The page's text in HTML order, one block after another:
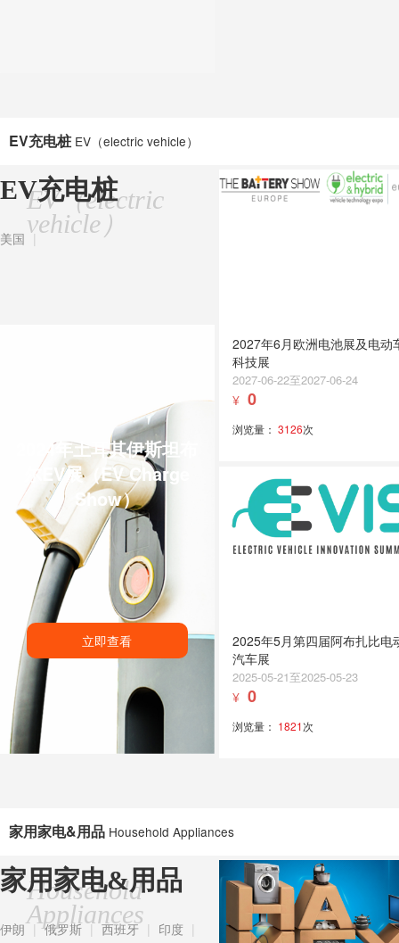
EV充电桩 EV（electric vehicle）
EV充电桩
EV（electric
vehicle）
美国 |
2024年土耳其伊斯坦布
尔EV展（EV Charge
Show）
立即查看
2027年6月欧洲电池展及电动
科技展
2027-06-22至2027-06-24
¥ 0
浏览量： 3126次
2025年5月第四届阿布扎比电
汽车展
2025-05-21至2025-05-23
¥ 0
浏览量： 1821次
家用家电&用品 Household Appliances
家用家电&用品
Household
Appliances
伊朗 | 俄罗斯 | 西班牙 | 印度 |